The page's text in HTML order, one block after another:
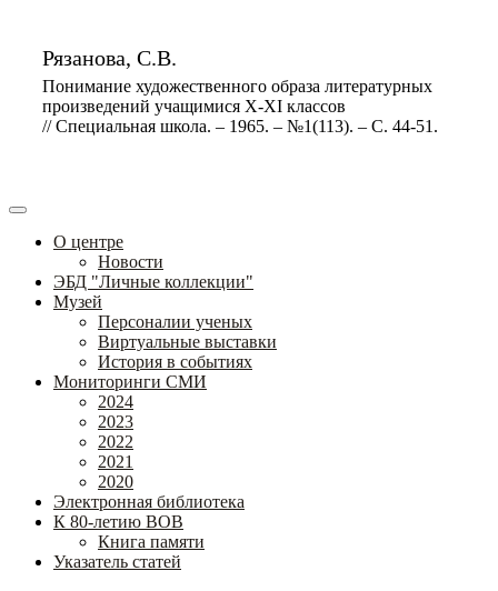
Рязанова, С.В.
Понимание художественного образа литературных
произведений учащимися Х-XI классов
// Специальная школа. – 1965. – №1(113). – С. 44-51.
О центре
Новости
ЭБД "Личные коллекции"
Музей
Персоналии ученых
Виртуальные выставки
История в событиях
Мониторинги СМИ
2024
2023
2022
2021
2020
Электронная библиотека
К 80-летию ВОВ
Книга памяти
Указатель статей